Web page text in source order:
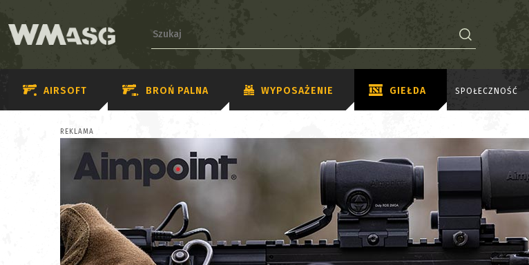
AIRSOFT BROŃ PALNA WYPOSAŻENIE GIEŁDA SPOŁECZNOŚĆ
REKLAMA